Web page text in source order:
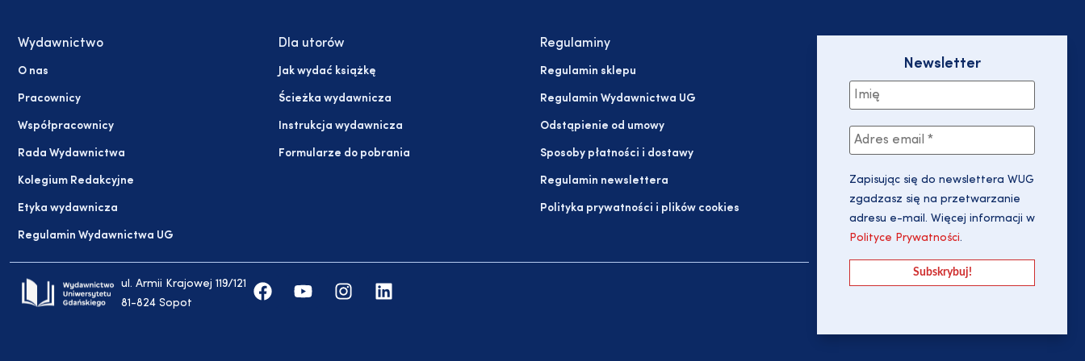
Wydawnictwo
O nas
Pracownicy
Współpracownicy
Rada Wydawnictwa
Kolegium Redakcyjne
Etyka wydawnicza
Regulamin Wydawnictwa UG
Dla utorów
Jak wydać książkę
Ścieżka wydawnicza
Instrukcja wydawnicza
Formularze do pobrania
Regulaminy
Regulamin sklepu
Regulamin Wydawnictwa UG
Odstąpienie od umowy
Sposoby płatności i dostawy
Regulamin newslettera
Polityka prywatności i plików cookies
ul. Armii Krajowej 119/121
81-824 Sopot
Newsletter
Zapisując się do newslettera WUG
zgadzasz się na przetwarzanie
adresu e-mail. Więcej informacji w
Polityce Prywatności.